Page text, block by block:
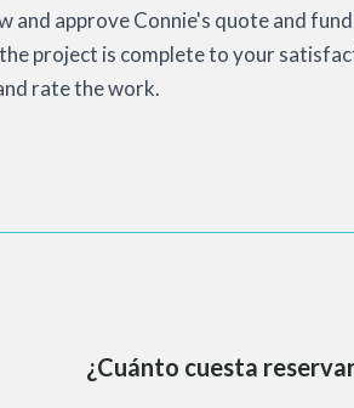
and approve Connie's quote and
project is complete to your
rate the work.
¿Cuánto cuesta